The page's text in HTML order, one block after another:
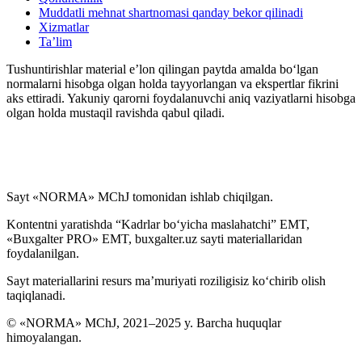
My.mehnat.uz
Ish хaqi saqlanmagan хolda beriladigan ta’tilni
rasmiylashtirish toʻgʻrisidagi vaziyatlarning ma’lumotlar
bazasi
Sud amaliyoti va mehnat nizolari
daftarchalarining ikkita blankasining aniqlanishi
toʻgʻrisidagi vaziyatlarning ma’lumotlar bazasi
Ish haqi, kompensatsiya va boshqa toʻlovlar
Muddatli mehnat shartnomasi qanday bekor qilinadi
Xizmatlar
Ta’lim
Tushuntirishlar material e’lon qilingan paytda amalda boʻlgan
normalarni hisobga olgan holda tayyorlangan va ekspertlar fikrini
aks ettiradi. Yakuniy qarorni foydalanuvchi aniq vaziyatlarni hisobga
olgan holda mustaqil ravishda qabul qiladi.
Sayt «NORMA» MChJ tomonidan ishlab chiqilgan.
Kontentni yaratishda “Kadrlar boʻyicha maslahatchi” EMT,
«Buxgalter PRO» EMT, buxgalter.uz sayti materiallaridan
foydalanilgan.
Sayt materiallarini resurs ma’muriyati roziligisiz koʻchirib olish
taqiqlanadi.
© «NORMA» MChJ, 2021–2025 y. Barcha huquqlar
himoyalangan.